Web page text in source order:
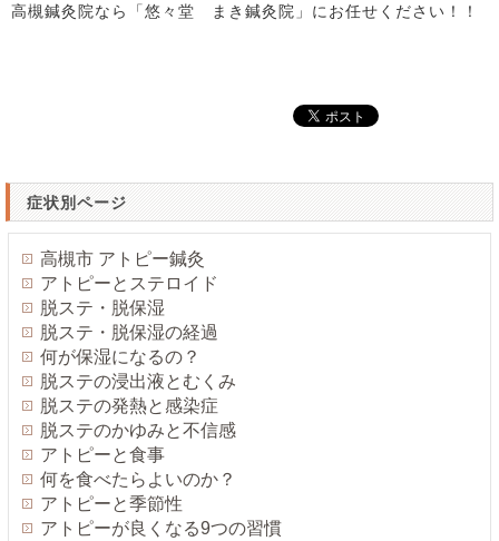
高槻鍼灸院なら「悠々堂 まき鍼灸院」にお任せください！！
症状別ページ
高槻市 アトピー鍼灸
アトピーとステロイド
脱ステ・脱保湿
脱ステ・脱保湿の経過
何が保湿になるの？
脱ステの浸出液とむくみ
脱ステの発熱と感染症
脱ステのかゆみと不信感
アトピーと食事
何を食べたらよいのか？
アトピーと季節性
アトピーが良くなる9つの習慣